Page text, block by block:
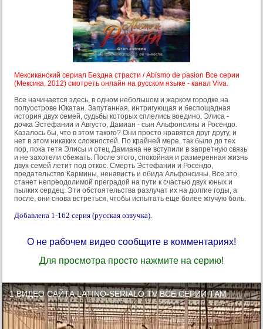
Мексиканский сериал Бездна страсти / Abismo de pasion Все серии
(Мексика, 2012) смотреть онлайн на русском языке - канал Viva.
Все начинается здесь, в одном небольшом и жарком городке на
полуострове Юкатан. Запутанная, интригующая и беспощадная
история двух семей, судьбы которых сплелись воедино. Элиса -
дочка Эстефании и Августо, Дамиан - сын Альфонсины и Росендо.
Казалось бы, что в этом такого? Они просто нравятся друг другу, и
нет в этом никаких сложностей. По крайней мере, так было до тех
пор, пока тетя Элисы и отец Дамиана не вступили в запретную связь
и не захотели сбежать. После этого, спокойная и размеренная жизнь
двух семей летит под откос. Смерть Эстефании и Росендо,
предательство Кармины, ненависть и обида Альфонсины. Все это
станет непреодолимой преградой на пути к счастью двух юных и
пылких сердец. Эти обстоятельства разлучат их на долгие годы, а
после, они снова встреться, чтобы испытать еще более жгучую боль.
Добавлена 1-162 серия (русская озвучка).
О не рабочем видео сообщите в комментариях!
Для просмотра просто нажмите на серию!